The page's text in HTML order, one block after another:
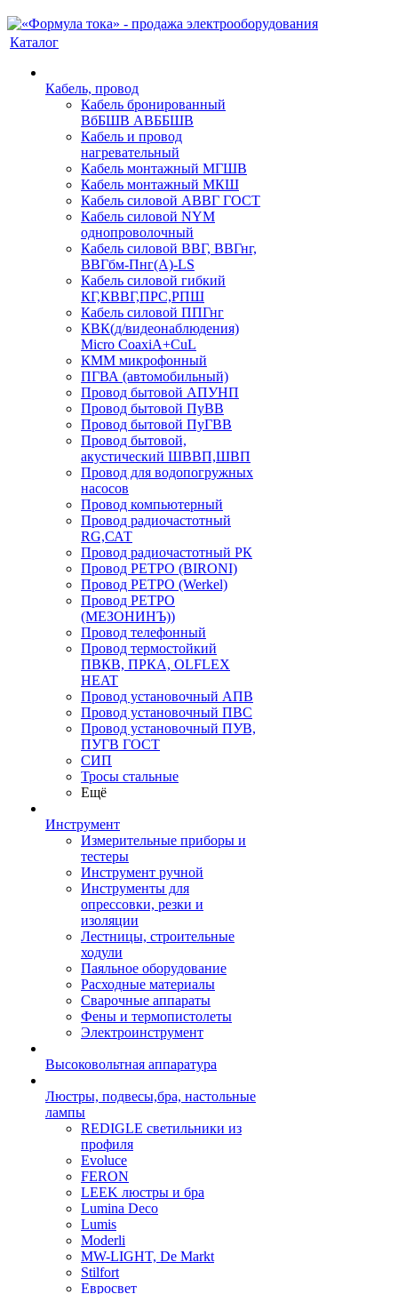
Каталог
Кабель, провод
Кабель бронированный
ВбБШВ АВББШВ
Кабель и провод
нагревательный
Кабель монтажный МГШВ
Кабель монтажный МКШ
Кабель силовой АВВГ ГОСТ
Кабель силовой NYM
однопроволочный
Кабель силовой ВВГ, ВВГнг,
ВВГбм-Пнг(А)-LS
Кабель силовой гибкий
КГ,КВВГ,ПРС,РПШ
Кабель силовой ППГнг
КВК(д/видеонаблюдения)
Micro CoaxiA+CuL
КММ микрофонный
ПГВА (автомобильный)
Провод бытовой АПУНП
Провод бытовой ПуВВ
Провод бытовой ПуГВВ
Провод бытовой,
акустический ШВВП,ШВП
Провод для водопогружных
насосов
Провод компьютерный
Провод радиочастотный
RG,САТ
Провод радиочастотный РК
Провод РЕТРО (BIRONI)
Провод РЕТРО (Werkel)
Провод РЕТРО
(МЕЗОНИНЪ))
Провод телефонный
Провод термостойкий
ПВКВ, ПРКА, OLFLEX
HEAT
Провод установочный АПВ
Провод установочный ПВС
Провод установочный ПУВ,
ПУГВ ГОСТ
СИП
Тросы стальные
Ещё
Инструмент
Измерительные приборы и
тестеры
Инструмент ручной
Инструменты для
опрессовки, резки и
изоляции
Лестницы, строительные
ходули
Паяльное оборудование
Расходные материалы
Сварочные аппараты
Фены и термопистолеты
Электроинструмент
Высоковольтная аппаратура
Люстры, подвесы,бра, настольные
лампы
REDIGLE светильники из
профиля
Evoluce
FERON
LEEK люстры и бра
Lumina Deco
Lumis
Moderli
MW-LIGHT, De Markt
Stilfort
Евросвет